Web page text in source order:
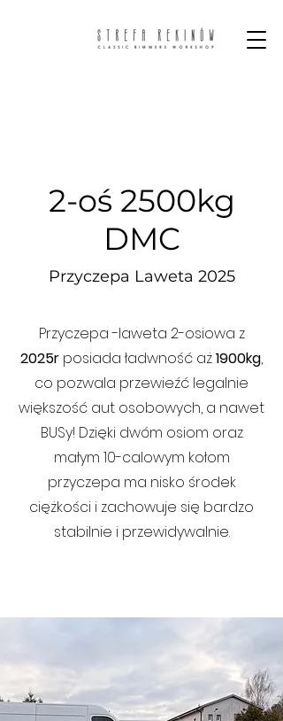
2-oś 2500kg
DMC
Przyczepa Laweta 2025
Przyczepa -laweta 2-osiowa z
2025r posiada ładwność aż1900kg,
co pozwala przewieźć legalnie
większość aut osobowych, a nawet
BUSy! Dzięki dwóm osiom oraz
małym 10-calowym kołom
przyczepa ma nisko środek
ciężkości i zachowuje się bardzo
stabilnie i przewidywalnie.